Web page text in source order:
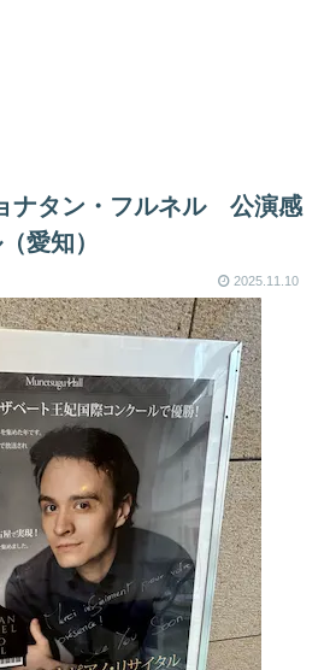
ナタン・フルネル 公演感
愛知）
2025.11.10